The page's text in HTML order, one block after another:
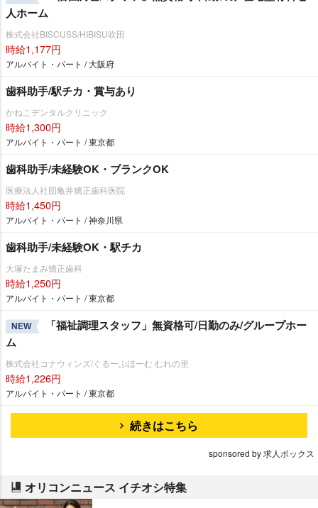
人ホーム
株式会社BISCUSS/HIBISU吹田
時給1,177円
アルバイト・パート / 大阪府
歯科助手/駅チカ・賞与あり
かねこデンタルクリニック
時給1,300円
アルバイト・パート / 東京都
歯科助手/未経験OK・ブランクOK
医療法人社団亀井矯正歯科医院
時給1,450円
アルバイト・パート / 神奈川県
歯科助手/未経験OK・駅チカ
大塚たまみ矯正歯科
時給1,250円
アルバイト・パート / 東京都
NEW
「福祉調理スタッフ」無資格可/日勤のみ/グループホー
ム
株式会社コナウィンズ/ぐるーぷほーむ むれの里
時給1,226円
アルバイト・パート / 東京都
続きはこちら
sponsored by 求人ボックス
オリコンニュース イチオシ特集